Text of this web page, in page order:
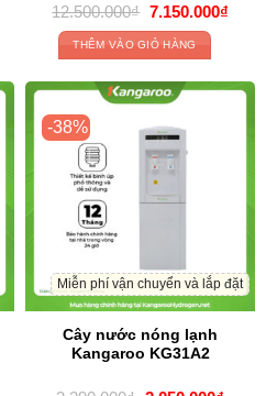
12.500.000₫ Giá
gốc
là:
12.500.000₫.
7.150.000₫Giá
THÊM VÀO GIỎ HÀNG
-38%
Miễn phí vận chuyển và lắp đặt
Cây nước nóng lạnh
Kangaroo KG31A2